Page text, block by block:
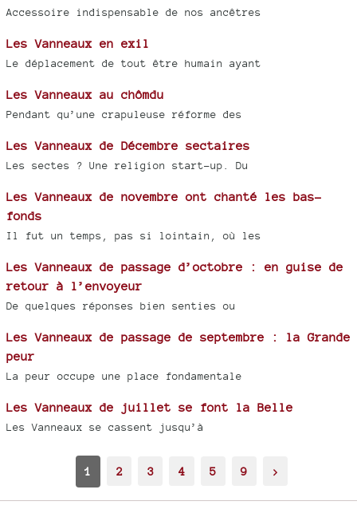
Accessoire indispensable de nos ancêtres
Les Vanneaux en exil
Le déplacement de tout être humain ayant
Les Vanneaux au chômdu
Pendant qu’une crapuleuse réforme des
Les Vanneaux de Décembre sectaires
Les sectes ? Une religion start-up. Du
Les Vanneaux de novembre ont chanté les bas-
fonds
Il fut un temps, pas si lointain, où les
Les Vanneaux de passage d’octobre : en guise de
retour à l’envoyeur
De quelques réponses bien senties ou
Les Vanneaux de passage de septembre : la Grande
peur
La peur occupe une place fondamentale
Les Vanneaux de juillet se font la Belle
Les Vanneaux se cassent jusqu’à
1 2 3 4 5 9 >